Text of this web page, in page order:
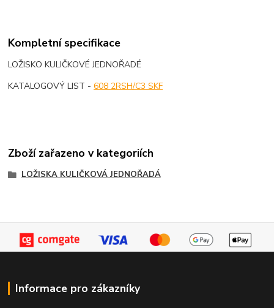
Kompletní specifikace
LOŽISKO KULIČKOVÉ JEDNOŘADÉ
KATALOGOVÝ LIST -608 2RSH/C3 SKF
Zboží zařazeno v kategoriích
LOŽISKA KULIČKOVÁ JEDNOŘADÁ
Informace pro zákazníky